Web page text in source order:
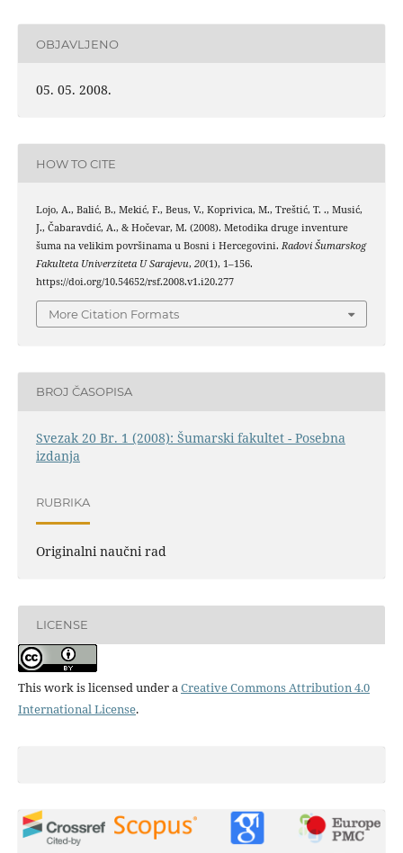
OBJAVLJENO
05. 05. 2008.
HOW TO CITE
Lojo, A., Balić, B., Mekić, F., Beus, V., Koprivica, M., Treštić, T. ., Musić,
J., Čabaravdić, A., & Hočevar, M. (2008). Metodika druge inventure
šuma na velikim površinama u Bosni i Hercegovini. Radovi Šumarskog
Fakulteta Univerziteta U Sarajevu, 20(1), 1–156.
https://doi.org/10.54652/rsf.2008.v1.i20.277
More Citation Formats
BROJ ČASOPISA
Svezak 20 Br. 1 (2008): Šumarski fakultet - Posebna
izdanja
RUBRIKA
Originalni naučni rad
LICENSE
This work is licensed under aCreative Commons Attribution 4.0
International License.